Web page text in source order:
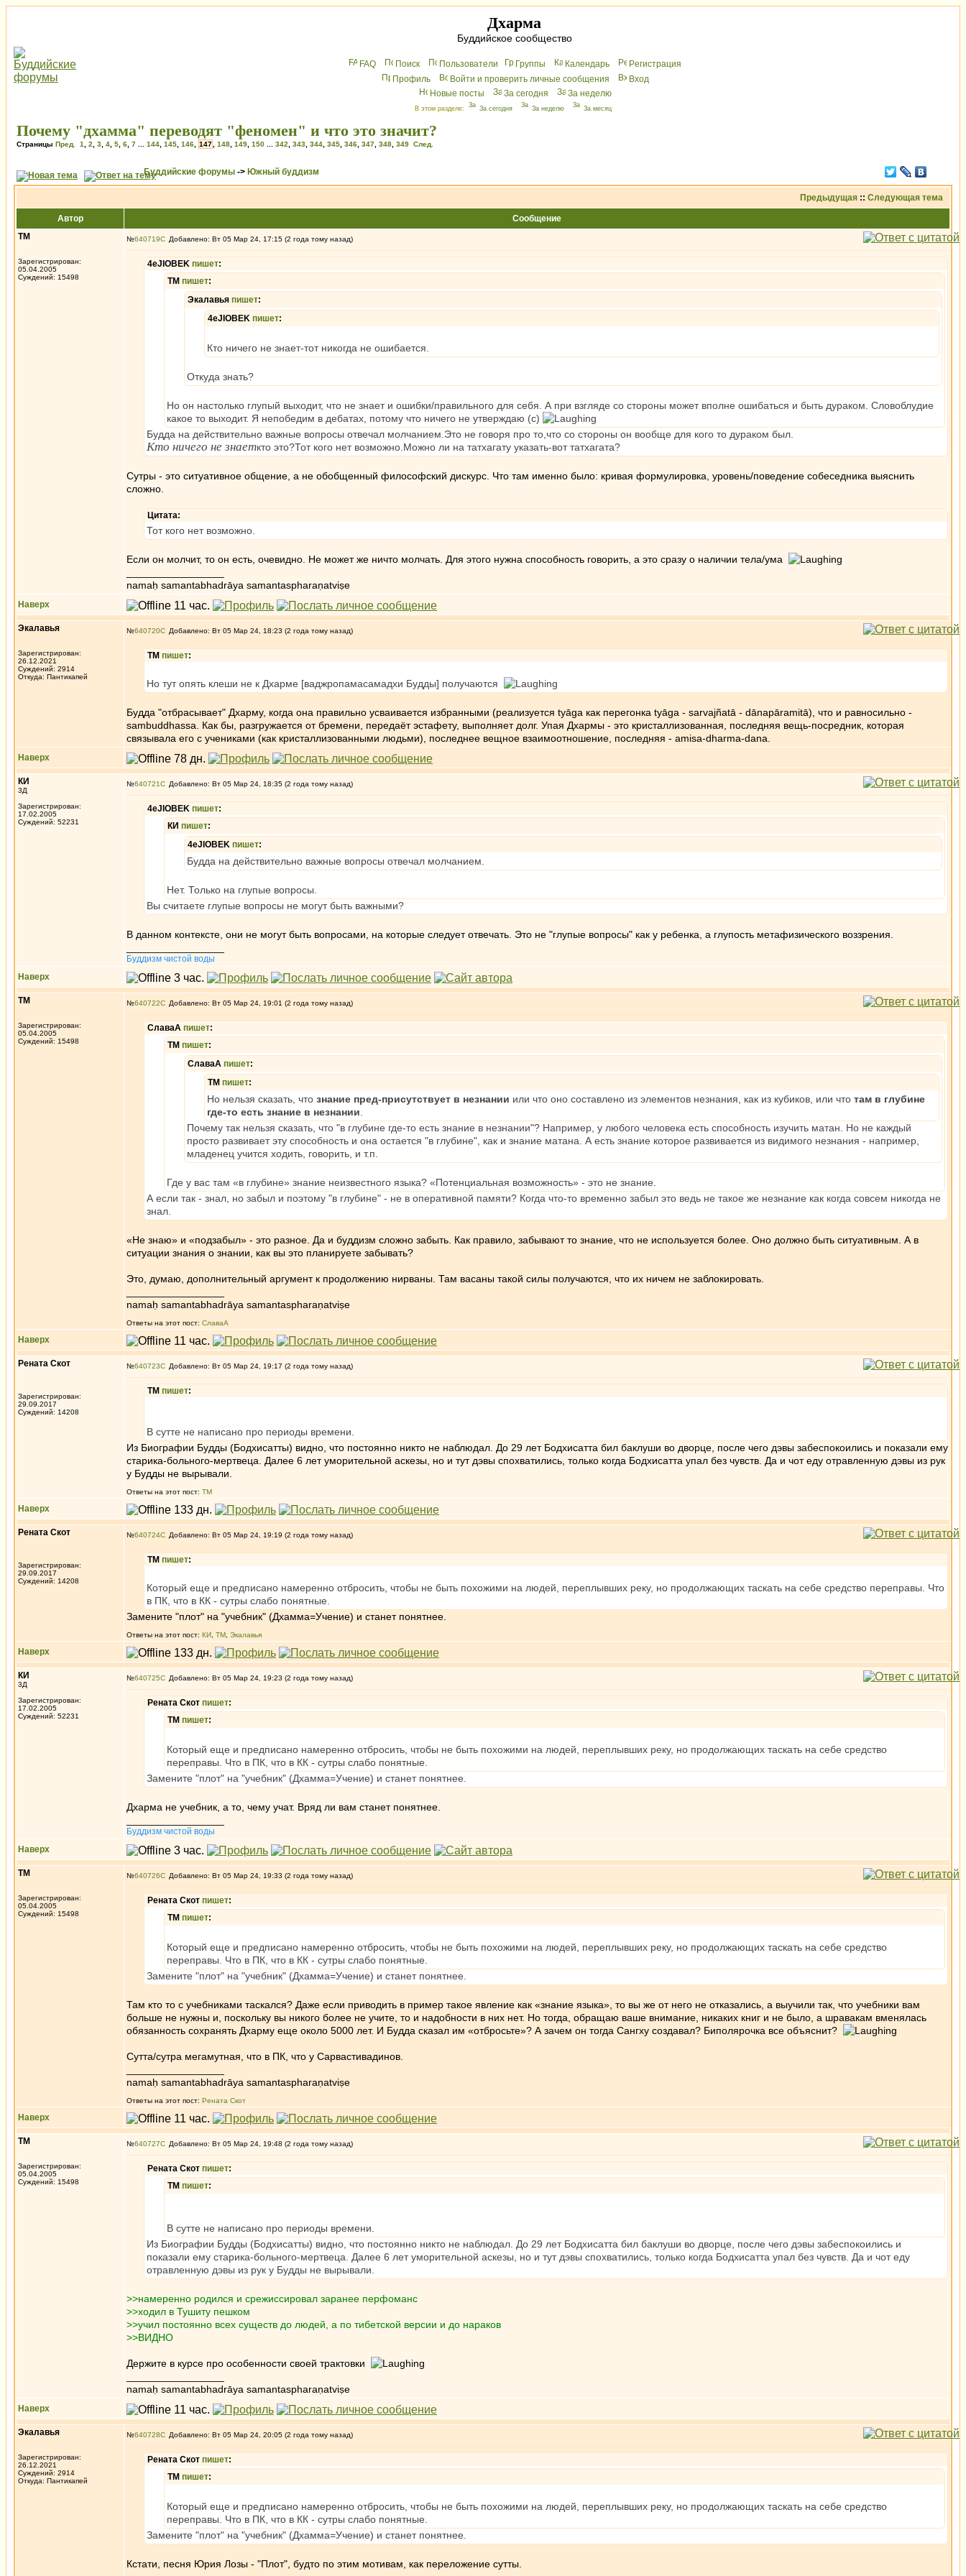
Дхарма
Буддийское сообщество
FAQ Поиск Пользователи Группы Календарь
Peгиcтрaция
Профиль
Войти и проверить личные сообщения
Вхoд
Новые посты
За сегодня За неделю
В этом разделе: За сегодня За неделю За месяц
Почему "дхамма" переводят "феномен" и что это значит?
Страницы Пред. 1 2 3 4 5 6 7 144 145 146 147 148 149 150 342 343 344 345 346 347 348 349 След.
Буддийские форумы -> Южный буддизм
Предыдущая :: Следующая тема
Автор
Сообщение
ТМ
Зарегистрирован:
05.04.2005
Суждений: 15498
№640719 Добавлено: Вт 05 Мар 24, 17:15 (2 года тому назад)
4eJIOBEK пишет:
ТМ пишет:
Экалавья пишет:
4eJIOBEK пишет:
Кто ничего не знает-тот никогда не ошибается.
Откуда знать?
Но он настолько глупый выходит, что не знает и ошибки/правильного для себя. А при взгляде со стороны может вполне ошибаться и быть дураком. Словоблудие
какое то выходит. Я непобедим в дебатах, потому что ничего не утверждаю (с)
Будда на действительно важные вопросы отвечал молчанием.Это не говоря про то,что со стороны он вообще для кого то дураком был.
Кто ничего не знаеткто это?Тот кого нет возможно.Можно ли на татхагату указать-вот татхагата?
Сутры - это ситуативное общение, а не обобщенный философский дискурс. Что там именно было: кривая формулировка, уровень/поведение собеседника выяснить
сложно.
Цитата:
Тот кого нет возможно.
Если он молчит, то он есть, очевидно. Не может же ничто молчать. Для этого нужна способность говорить, а это сразу о наличии тела/ума
namaḥ samantabhadrāya samantaspharaṇatviṣe
Наверх
Экалавья
Зарегистрирован:
26.12.2021
Суждений: 2914
Откуда: Пантикапей
№640720 Добавлено: Вт 05 Мар 24, 18:23 (2 года тому назад)
ТМ пишет:
Но тут опять клеши не к Дхарме [ваджропамасамадхи Будды] получаются
Будда "отбрасывает" Дхарму, когда она правильно усваивается избранными (реализуется tyāga как перегонка tyāga - sarvajñatā - dānapāramitā), что и равносильно -
sambuddhassa. Как бы, разгружается от бремени, передаёт эстафету, выполняет долг. Упая Дхармы - это кристаллизованная, последняя вещь-посредник, которая
связывала его с учениками (как кристаллизованными людьми), последнее вещное взаимоотношение, последняя - amisa-dharma-dana.
Наверх
КИ
3Д
Зарегистрирован:
17.02.2005
Суждений: 52231
№640721 Добавлено: Вт 05 Мар 24, 18:35 (2 года тому назад)
4eJIOBEK пишет:
КИ пишет:
4eJIOBEK пишет:
Будда на действительно важные вопросы отвечал молчанием.
Нет. Только на глупые вопросы.
Вы считаете глупые вопросы не могут быть важными?
В данном контексте, они не могут быть вопросами, на которые следует отвечать. Это не "глупые вопросы" как у ребенка, а глупость метафизического воззрения.
Буддизм чистой воды
Наверх
ТМ
Зарегистрирован:
05.04.2005
Суждений: 15498
№640722 Добавлено: Вт 05 Мар 24, 19:01 (2 года тому назад)
СлаваА пишет:
ТМ пишет:
СлаваА пишет:
ТМ пишет:
Но нельзя сказать, что знание пред-присутствует в незнании или что оно составлено из элементов незнания, как из кубиков, или что там в глубине
где-то есть знание в незнании
Почему так нельзя сказать, что "в глубине где-то есть знание в незнании"? Например, у любого человека есть способность изучить матан. Но не каждый
просто развивает эту способность и она остается "в глубине", как и знание матана. А есть знание которое развивается из видимого незнания - например,
младенец учится ходить, говорить, и т.п.
Где у вас там «в глубине» знание неизвестного языка? «Потенциальная возможность» - это не знание.
А если так - знал, но забыл и поэтому "в глубине" - не в оперативной памяти? Когда что-то временно забыл это ведь не такое же незнание как когда совсем никогда не
знал.
«Не знаю» и «подзабыл» - это разное. Да и буддизм сложно забыть. Как правило, забывают то знание, что не используется более. Оно должно быть ситуативным. А в
ситуации знания о знании, как вы это планируете забывать?
Это, думаю, дополнительный аргумент к продолжению нирваны. Там васаны такой силы получаются, что их ничем не заблокировать.
namaḥ samantabhadrāya samantaspharaṇatviṣe
Ответы на этот пост: СлаваА
Наверх
Рената Скот
Зарегистрирован:
29.09.2017
Суждений: 14208
№640723 Добавлено: Вт 05 Мар 24, 19:17 (2 года тому назад)
ТМ пишет:
В сутте не написано про периоды времени.
Из Биографии Будды (Бодхисатты) видно, что постоянно никто не наблюдал. До 29 лет Бодхисатта бил баклуши во дворце, после чего дэвы забеспокоились и показали ему
старика-больного-мертвеца. Далее 6 лет уморительной аскезы, но и тут дэвы спохватились, только когда Бодхисатта упал без чувств. Да и чот еду отравленную дэвы из рук
у Будды не вырывали.
Ответы на этот пост: ТМ
Наверх
Рената Скот
Зарегистрирован:
29.09.2017
Суждений: 14208
№640724 Добавлено: Вт 05 Мар 24, 19:19 (2 года тому назад)
ТМ пишет:
Который еще и предписано намеренно отбросить, чтобы не быть похожими на людей, переплывших реку, но продолжающих таскать на себе средство переправы. Что
в ПК, что в КК - сутры слабо понятные.
Замените "плот" на "учебник" (Дхамма=Учение) и станет понятнее.
Ответы на этот пост: КИ ТМ Экалавья
Наверх
КИ
3Д
Зарегистрирован:
17.02.2005
Суждений: 52231
№640725 Добавлено: Вт 05 Мар 24, 19:23 (2 года тому назад)
Рената Скот пишет:
ТМ пишет:
Который еще и предписано намеренно отбросить, чтобы не быть похожими на людей, переплывших реку, но продолжающих таскать на себе средство
переправы. Что в ПК, что в КК - сутры слабо понятные.
Замените "плот" на "учебник" (Дхамма=Учение) и станет понятнее.
Дхарма не учебник, а то, чему учат. Вряд ли вам станет понятнее.
Буддизм чистой воды
Наверх
ТМ
Зарегистрирован:
05.04.2005
Суждений: 15498
№640726 Добавлено: Вт 05 Мар 24, 19:33 (2 года тому назад)
Рената Скот пишет:
ТМ пишет:
Который еще и предписано намеренно отбросить, чтобы не быть похожими на людей, переплывших реку, но продолжающих таскать на себе средство
переправы. Что в ПК, что в КК - сутры слабо понятные.
Замените "плот" на "учебник" (Дхамма=Учение) и станет понятнее.
Там кто то с учебниками таскался? Даже если приводить в пример такое явление как «знание языка», то вы же от него не отказались, а выучили так, что учебники вам
больше не нужны и, поскольку вы никого более не учите, то и надобности в них нет. Но тогда, обращаю ваше внимание, никаких книг и не было, а шравакам вменялась
обязанность сохранять Дхарму еще около 5000 лет. И Будда сказал им «отбросьте»? А зачем он тогда Сангху создавал? Биполярочка все объяснит?
Сутта/сутра мегамутная, что в ПК, что у Сарвастивадинов.
namaḥ samantabhadrāya samantaspharaṇatviṣe
Ответы на этот пост: Рената Скот
Наверх
ТМ
Зарегистрирован:
05.04.2005
Суждений: 15498
№640727 Добавлено: Вт 05 Мар 24, 19:48 (2 года тому назад)
Рената Скот пишет:
ТМ пишет:
В сутте не написано про периоды времени.
Из Биографии Будды (Бодхисатты) видно, что постоянно никто не наблюдал. До 29 лет Бодхисатта бил баклуши во дворце, после чего дэвы забеспокоились и
показали ему старика-больного-мертвеца. Далее 6 лет уморительной аскезы, но и тут дэвы спохватились, только когда Бодхисатта упал без чувств. Да и чот еду
отравленную дэвы из рук у Будды не вырывали.
>>намеренно родился и срежиссировал заранее перфоманс
>>ходил в Тушиту пешком
>>учил постоянно всех существ до людей, а по тибетской версии и до нараков
>>ВИДНО
Держите в курсе про особенности своей трактовки
namaḥ samantabhadrāya samantaspharaṇatviṣe
Наверх
Экалавья
Зарегистрирован:
26.12.2021
Суждений: 2914
Откуда: Пантикапей
№640728 Добавлено: Вт 05 Мар 24, 20:05 (2 года тому назад)
Рената Скот пишет:
ТМ пишет:
Который еще и предписано намеренно отбросить, чтобы не быть похожими на людей, переплывших реку, но продолжающих таскать на себе средство
переправы. Что в ПК, что в КК - сутры слабо понятные.
Замените "плот" на "учебник" (Дхамма=Учение) и станет понятнее.
Кстати, песня Юрия Лозы - "Плот", будто по этим мотивам, как переложение сутты.